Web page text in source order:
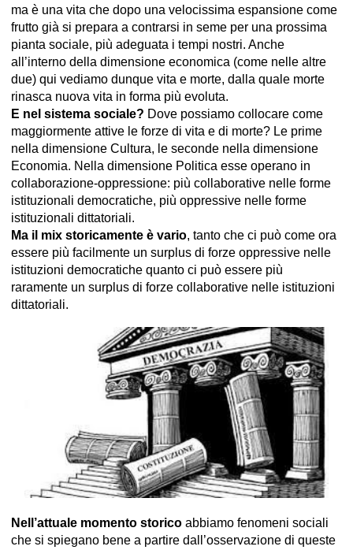
ma è una vita che dopo una velocissima espansione come
frutto già si prepara a contrarsi in seme per una prossima
pianta sociale, più adeguata i tempi nostri. Anche
all’interno della dimensione economica (come nelle altre
due) qui vediamo dunque vita e morte, dalla quale morte
rinasca nuova vita in forma più evoluta.
E nel sistema sociale? Dove possiamo collocare come
maggiormente attive le forze di vita e di morte? Le prime
nella dimensione Cultura, le seconde nella dimensione
Economia. Nella dimensione Politica esse operano in
collaborazione-oppressione: più collaborative nelle forme
istituzionali democratiche, più oppressive nelle forme
istituzionali dittatoriali.
Ma il mix storicamente è vario, tanto che ci può come ora
essere più facilmente un surplus di forze oppressive nelle
istituzioni democratiche quanto ci può essere più
raramente un surplus di forze collaborative nelle istituzioni
dittatoriali.
Nell’attuale momento storico abbiamo fenomeni sociali
che si spiegano bene a partire dall’osservazione di queste